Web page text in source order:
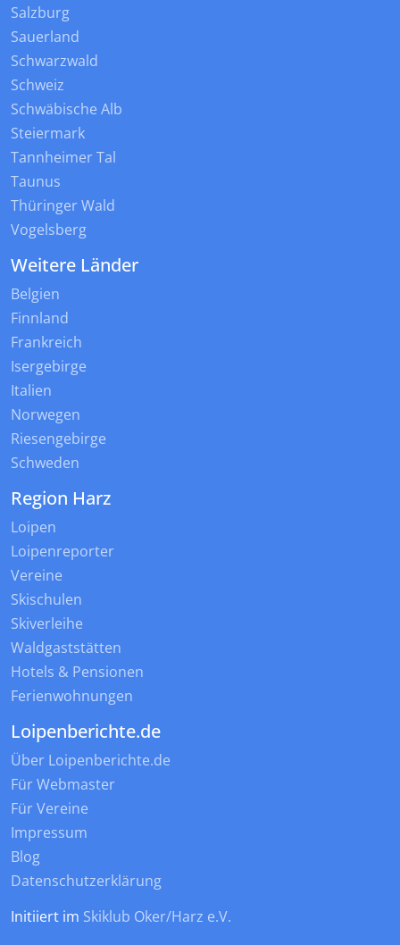
Salzburg
Sauerland
Schwarzwald
Schweiz
Schwäbische Alb
Steiermark
Tannheimer Tal
Taunus
Thüringer Wald
Vogelsberg
Weitere Länder
Belgien
Finnland
Frankreich
Isergebirge
Italien
Norwegen
Riesengebirge
Schweden
Region Harz
Loipen
Loipenreporter
Vereine
Skischulen
Skiverleihe
Waldgaststätten
Hotels & Pensionen
Ferienwohnungen
Loipenberichte.de
Über Loipenberichte.de
Für Webmaster
Für Vereine
Impressum
Blog
Datenschutzerklärung
Initiiert im Skiklub Oker/Harz e.V.